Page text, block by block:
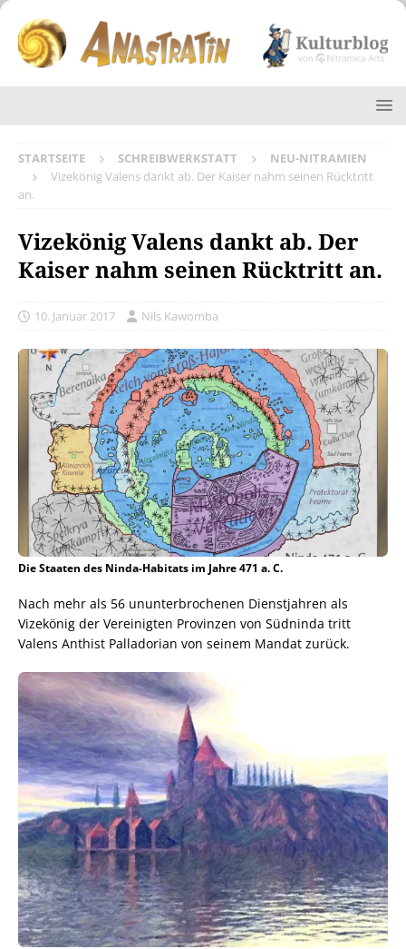
STARTSEITE SCHREIBWERKSTATT
NEU-NITRAMIEN
Vizekönig Valens dankt ab. Der Kaiser nahm seinen Rücktritt
an.
Vizekönig Valens dankt ab. Der
Kaiser nahm seinen Rücktritt an.
10. Januar 2017 Nils Kawomba
Die Staaten des Ninda-Habitats im Jahre 471 a. C.
Nach mehr als 56 ununterbrochenen Dienstjahren als
Vizekönig der Vereinigten Provinzen von Südninda tritt
Valens Anthist Palladorian von seinem Mandat zurück.